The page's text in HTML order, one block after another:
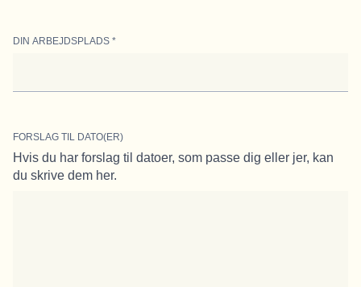
DIN ARBEJDSPLADS *
FORSLAG TIL DATO(ER)
Hvis du har forslag til datoer, som passe dig eller jer, kan
du skrive dem her.